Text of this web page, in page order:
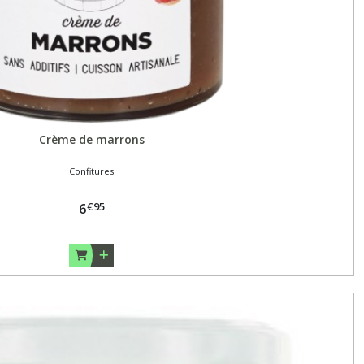
Crème de marrons
Confitures
6€95